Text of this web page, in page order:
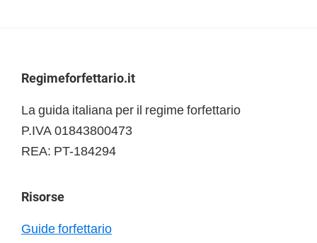
Footer
Regimeforfettario.it
La guida italiana per il regime forfettario
P.IVA 01843800473
REA: PT-184294
Risorse
Guide forfettario